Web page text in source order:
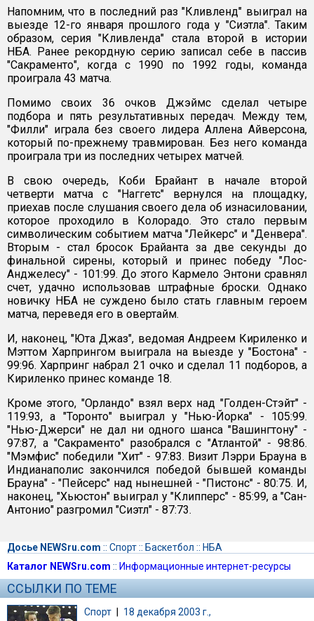
Напомним, что в последний раз "Кливленд" выиграл на
выезде 12-го января прошлого года у "Сиэтла". Таким
образом, серия "Кливленда" стала второй в истории
НБА. Ранее рекордную серию записал себе в пассив
"Сакраменто", когда с 1990 по 1992 годы, команда
проиграла 43 матча.
Помимо своих 36 очков Джэймс сделал четыре
подбора и пять результативных передач. Между тем,
"Филли" играла без своего лидера Аллена Айверсона,
который по-прежнему травмирован. Без него команда
проиграла три из последних четырех матчей.
В свою очередь, Коби Брайант в начале второй
четверти матча с "Наггетс" вернулся на площадку,
приехав после слушания своего дела об изнасиловании,
которое проходило в Колорадо. Это стало первым
символическим событием матча "Лейкерс" и "Денвера".
Вторым - стал бросок Брайанта за две секунды до
финальной сирены, который и принес победу "Лос-
Анджелесу" - 101:99. До этого Кармело Энтони сравнял
счет, удачно использовав штрафные броски. Однако
новичку НБА не суждено было стать главным героем
матча, переведя его в овертайм.
И, наконец, "Юта Джаз", ведомая Андреем Кириленко и
Мэттом Харпрингом выиграла на выезде у "Бостона" -
99:96. Харпринг набрал 21 очко и сделал 11 подборов, а
Кириленко принес команде 18.
Кроме этого, "Орландо" взял верх над "Голден-Стэйт" -
119:93, а "Торонто" выиграл у "Нью-Йорка" - 105:99.
"Нью-Джерси" не дал ни одного шанса "Вашингтону" -
97:87, а "Сакраменто" разобрался с "Атлантой" - 98:86.
"Мэмфис" победили "Хит" - 97:83. Визит Лэрри Брауна в
Индианаполис закончился победой бывшей команды
Брауна" - "Пейсерс" над нынешней - "Пистонс" - 80:75. И,
наконец, "Хьюстон" выиграл у "Клипперс" - 85:99, а "Сан-
Антонио" разгромил "Сиэтл" - 87:73.
Досье NEWSru.com :: Спорт:: Баскетбол :: НБА
Каталог NEWSru.com :: Информационные интернет-ресурсы
ССЫЛКИ ПО ТЕМЕ
Спорт | 18 декабря 2003 г.,